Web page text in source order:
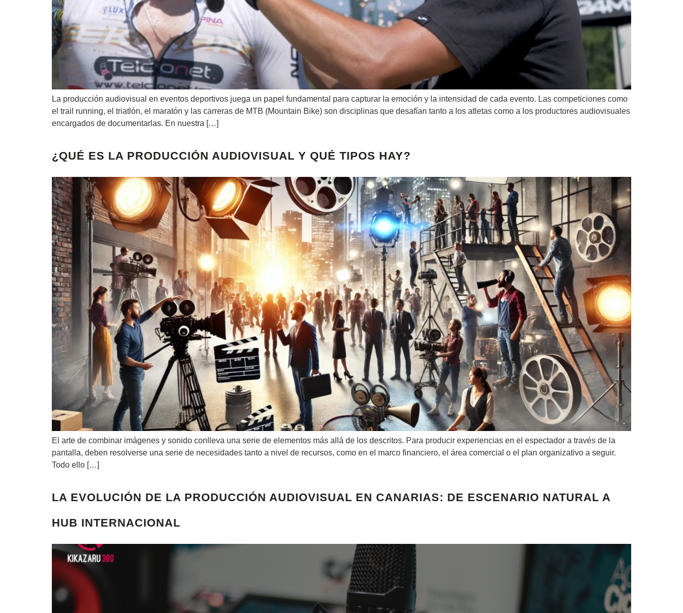
La producción audiovisual en eventos deportivos juega un papel fundamental para capturar la emoción y la intensidad de cada evento. Las competiciones como
el trail running, el triatlón, el maratón y las carreras de MTB (Mountain Bike) son disciplinas que desafían tanto a los atletas como a los productores audiovisuales
encargados de documentarlas. En nuestra […]
¿QUÉ ES LA PRODUCCIÓN AUDIOVISUAL Y QUÉ TIPOS HAY?
El arte de combinar imágenes y sonido conlleva una serie de elementos más allá de los descritos. Para producir experiencias en el espectador a través de la
pantalla, deben resolverse una serie de necesidades tanto a nivel de recursos, como en el marco financiero, el área comercial o el plan organizativo a seguir.
Todo ello […]
LA EVOLUCIÓN DE LA PRODUCCIÓN AUDIOVISUAL EN CANARIAS: DE ESCENARIO NATURAL A
HUB INTERNACIONAL